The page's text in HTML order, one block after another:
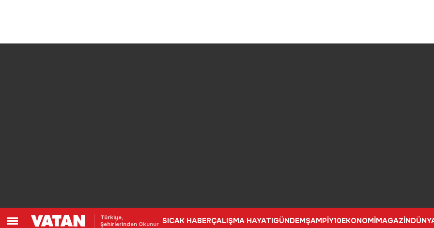
Türkiye,
Şehirlerinden Okunur SICAK HABERÇALIŞMA HAYATIGÜNDEMŞAMPİY10EKONOMİMAGAZİN